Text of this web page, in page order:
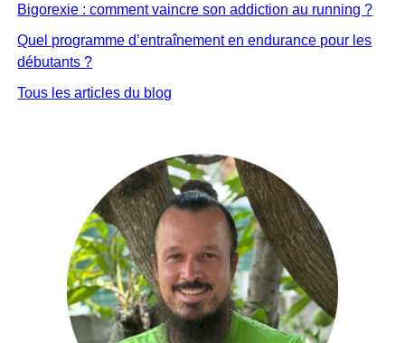
Bigorexie : comment vaincre son addiction au running ?
Quel programme d’entraînement en endurance pour les
débutants ?
Tous les articles du blog